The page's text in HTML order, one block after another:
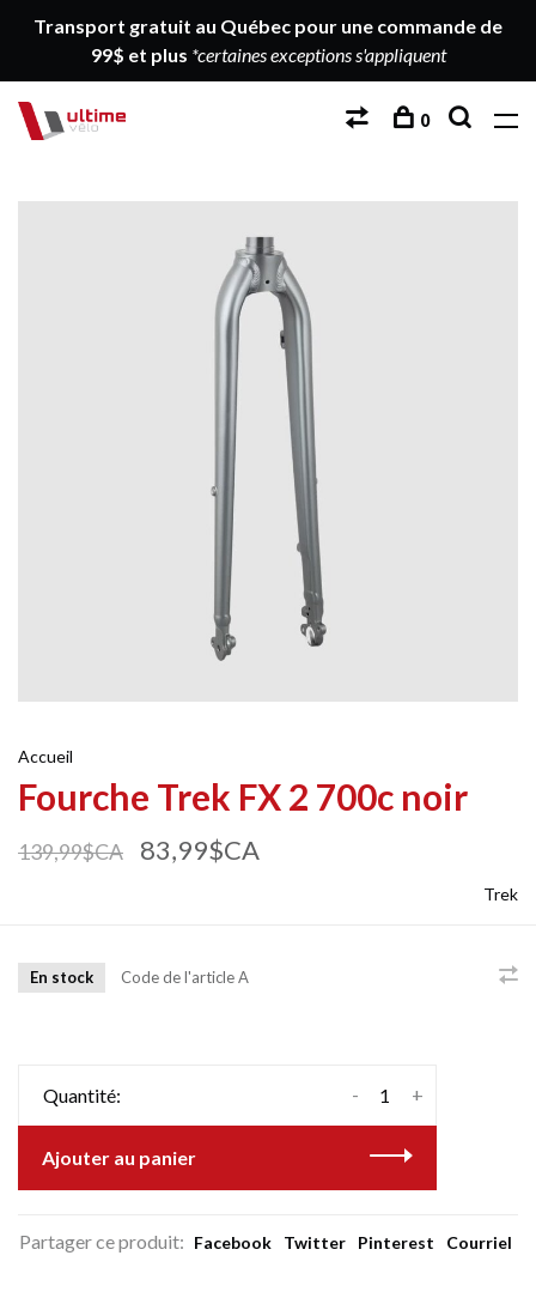
Transport gratuit au Québec pour une commande de
99$ et plus *certaines exceptions s'appliquent
0
Accueil
Fourche Trek FX 2 700c noir
139,99$CA 83,99$CA
Trek
En stock Code de l'articleA
Quantité: +
-
Ajouter au panier
Partager ce produit: Facebook Twitter Pinterest Courriel